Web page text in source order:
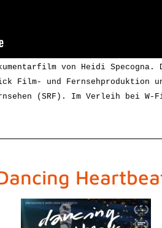
von Heidi Specogna.
und Fernsehproduktion
(SRF). Im Verleih bei W-